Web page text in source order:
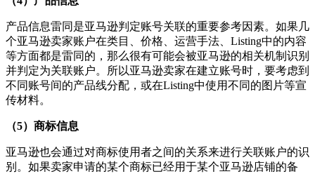
产品信息雷同是亚马逊判定账号关联的重要参考因素。如果几
个亚马逊卖家账户在类目、价格、运营手法、Listing中的内容
等方面都是雷同的，那么很有可能会被亚马逊的相关机制识别
并判定为关联账户。所以亚马逊卖家在建立账号时，要考虑到
不同账号间的产品线分配，或在Listing中使用不同的图片等宣
传材料。
（5）商标信息
亚马逊也会通过对商标使用者之间的关系来进行关联账户的识
别。如果卖家申请的某个商标已经用于某个亚马逊店铺的备